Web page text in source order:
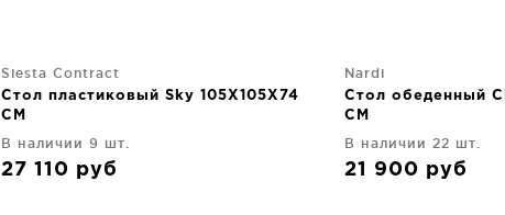
Siesta Contract
Стол пластиковый Sky 105X105X74
CM
В наличии 9 шт.
27 110 руб
Nardi
Стол обеденный
CM
В наличии 22 шт.
21 900 руб